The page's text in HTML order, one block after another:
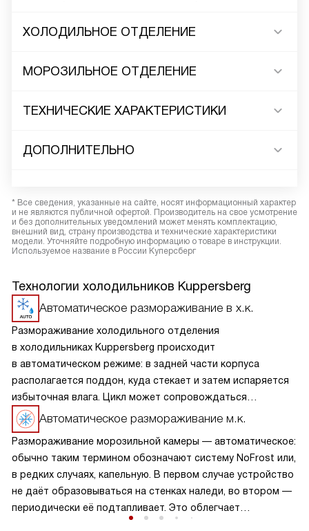
ХОЛОДИЛЬНОЕ ОТДЕЛЕНИЕ
МОРОЗИЛЬНОЕ ОТДЕЛЕНИЕ
ТЕХНИЧЕСКИЕ ХАРАКТЕРИСТИКИ
ДОПОЛНИТЕЛЬНО
* Все сведения, указанные на сайте, носят информационный характер
и не являются публичной офертой. Производитель на свое усмотрение
и без дополнительных уведомлений может менять комплектацию,
внешний вид, страну производства и технические характеристики
модели. Уточняйте подробную информацию о товаре в инструкции.
Используемое название в России Куперсберг
Технологии холодильников Kuppersberg
Автоматическое размораживание в х.к.
Размораживание холодильного отделения
в холодильниках Kuppersberg происходит
в автоматическом режиме: в задней части корпуса
располагается поддон, куда стекает и затем испаряется
избыточная влага. Цикл может сопровождаться
небольшим шумом. Процесс не требует участия человека,
более того, применение дополнительных средств
категорически не рекомендуется.
Автоматическое размораживание м.к.
Размораживание морозильной камеры — автоматическое:
обычно таким термином обозначают систему NoFrost или,
в редких случаях, капельную. В первом случае устройство
не даёт образовываться на стенках наледи, во втором —
периодически её подтапливает. Это облегчает